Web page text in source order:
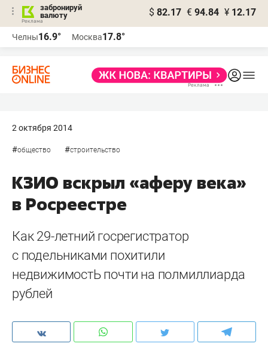
забронируй
валюту
$ 82.17 € 94.84 ¥ 12.17
Челны16.9° Москва17.8°
2 октября 2014
#общество #строительство
КЗИО вскрыл «аферу века»
в Росреестре
Как 29-летний госрегистратор
с подельниками похитили
недвижимостЬ почти на полмиллиарда
рублей